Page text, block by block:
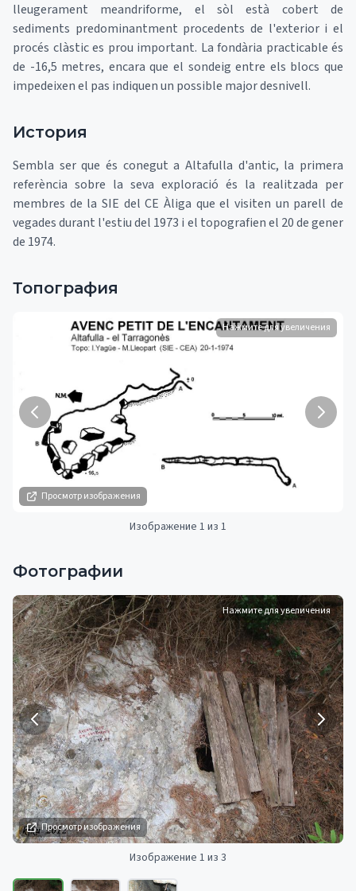
lleugerament meandriforme, el sòl està cobert de
sediments predominantment procedents de l'exterior i el
procés clàstic es prou important. La fondària practicable és
de -16,5 metres, encara que el sondeig entre els blocs que
impedeixen el pas indiquen un possible major desnivell.
История
Sembla ser que és conegut a Altafulla d'antic, la primera
referència sobre la seva exploració és la realitzada per
membres de la SIE del CE Àliga que el visiten un parell de
vegades durant l'estiu del 1973 i el topografien el 20 de gener
de 1974.
Топография
Просмотр изображения
Нажмите для увеличения
Изображение 1 из 1
Фотографии
Просмотр изображения
Нажмите для увеличения
Изображение 1 из 3